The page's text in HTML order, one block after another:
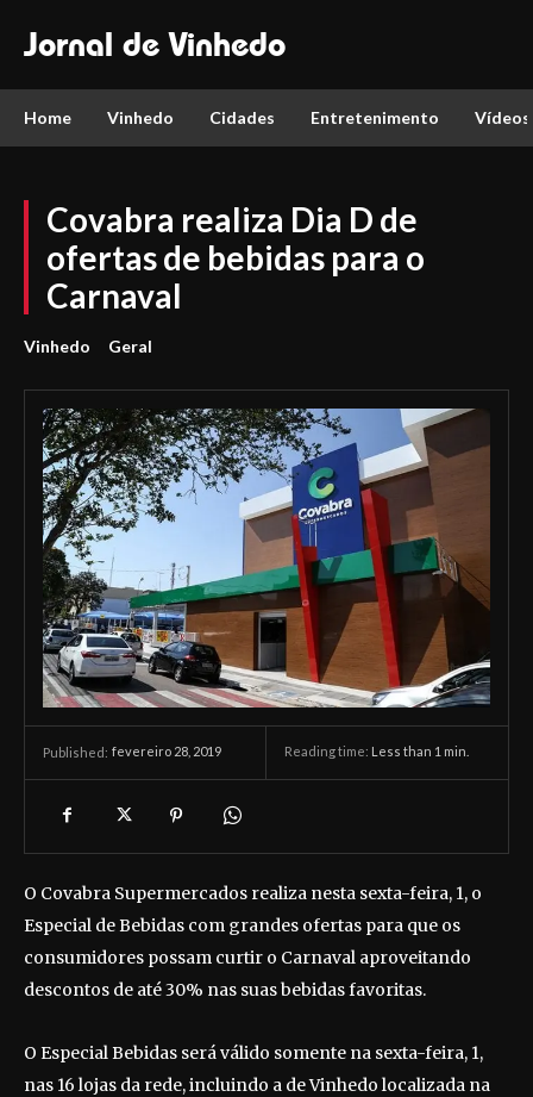
Jornal de Vinhedo
Home Vinhedo Cidades Entretenimento Vídeos
Covabra realiza Dia D de
ofertas de bebidas para o
Carnaval
Vinhedo Geral
Published: fevereiro 28, 2019 Reading time: Less than 1 min.
O Covabra Supermercados realiza nesta sexta-feira, 1, o
Especial de Bebidas com grandes ofertas para que os
consumidores possam curtir o Carnaval aproveitando
descontos de até 30% nas suas bebidas favoritas.
O Especial Bebidas será válido somente na sexta-feira, 1,
nas 16 lojas da rede, incluindo a de Vinhedo localizada na